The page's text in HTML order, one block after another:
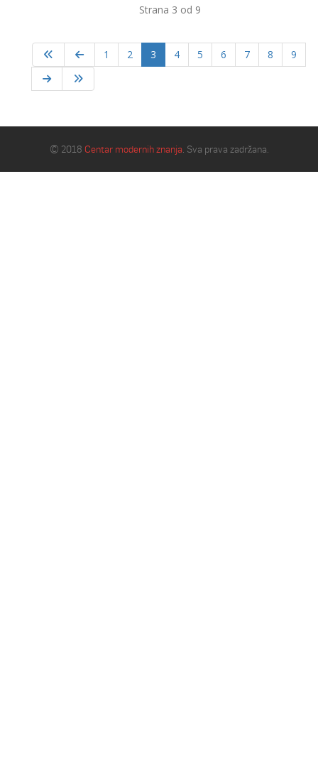
Strana 3 od 9
1 2 3 4 5 6 7 8 9
© 2018 Centar modernih znanja. Sva prava zadržana.